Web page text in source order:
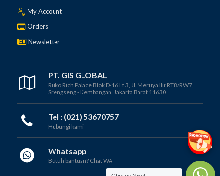
My Account
Orders
Newsletter
PT. GIS GLOBAL
Ruko Rich Palace Blok D-16 Lt 3, Jl. Meruya Ilir RT8/RW7,
Srengseng - Kembangan, Jakarta Barat 11630
Tel : (021) 53670757
Hubungi kami
Whatsapp
Butuh bantuan? Chat WA